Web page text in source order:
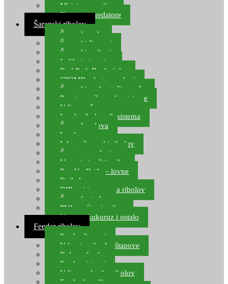
Mirisi za varalice
Plovci za predatore
Šaranski ribolov
Šaranske role
Šaranski štapovi
Šaranski najloni
Indikatori ugriza
Rod Pod, Banksticks
SPOMB rakete, markeri
Šaranski podmetači, mreže
Pernice za šaranske sisteme
Udice za šarana, amura
Izrada ribolovnih sistema
Šaranska olova
Leadcore
Igle za šaranski ribolov
Špage, upredenice
Vaganje i zaštita ribe
Pop Up Boile – lovne
Boile lovne
DIP-ovi i arome za ribolov
Šaranske torbe
PVA vrećice i pribor
Umjetni kukuruz i ostalo
Feeder ribolov
Feeder štapovi
Vrhovi za feeder štapove
Role za feeder
Feeder sistemi
Udice za feeder ribolov
Feeder hranilice